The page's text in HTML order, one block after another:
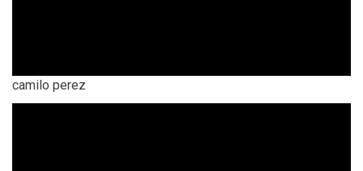
camilo perez